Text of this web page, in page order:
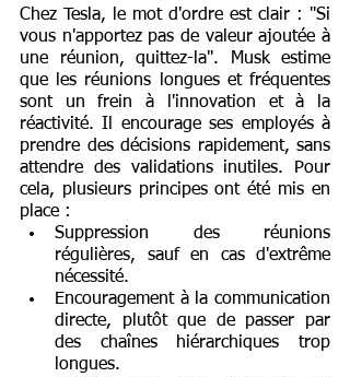
Chez Tesla, le mot d'ordre est clair : "Si
vous n'apportez pas de valeur ajoutée à
une réunion, quittez-la". Musk estime
que les réunions longues et fréquentes
sont un frein à l'innovation et à la
réactivité. Il encourage ses employés à
prendre des décisions rapidement, sans
attendre des validations inutiles. Pour
cela, plusieurs principes ont été mis en
place :
Suppression des réunions
régulières, sauf en cas d'extrême
nécessité.
Encouragement à la communication
directe, plutôt que de passer par
des chaînes hiérarchiques trop
longues.